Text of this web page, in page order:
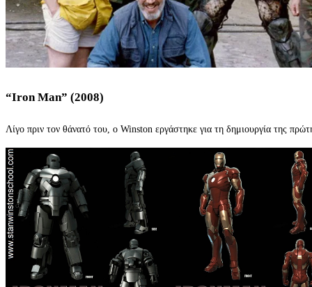
“Iron Man” (2008)
Λίγο πριν τον θάνατό του, ο Winston εργάστηκε για τη δημιουργία της